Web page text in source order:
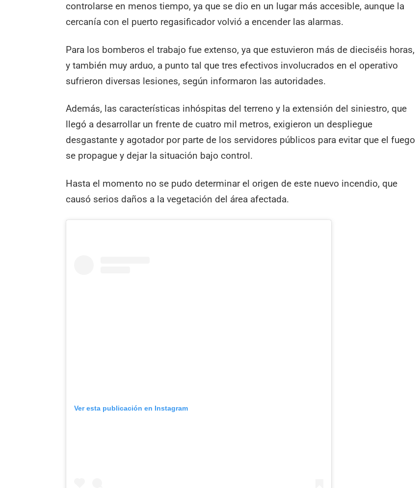
controlarse en menos tiempo, ya que se dio en un lugar más accesible, aunque la
cercanía con el puerto regasificador volvió a encender las alarmas.
Para los bomberos el trabajo fue extenso, ya que estuvieron más de dieciséis horas,
y también muy arduo, a punto tal que tres efectivos involucrados en el operativo
sufrieron diversas lesiones, según informaron las autoridades.
Además, las características inhóspitas del terreno y la extensión del siniestro, que
llegó a desarrollar un frente de cuatro mil metros, exigieron un despliegue
desgastante y agotador por parte de los servidores públicos para evitar que el fuego
se propague y dejar la situación bajo control.
Hasta el momento no se pudo determinar el origen de este nuevo incendio, que
causó serios daños a la vegetación del área afectada.
Ver esta publicación en Instagram